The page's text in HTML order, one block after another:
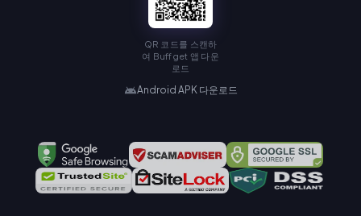
QR 코드를 스캔하
여 Buffget 앱 다운
로드
Android APK 다운로드